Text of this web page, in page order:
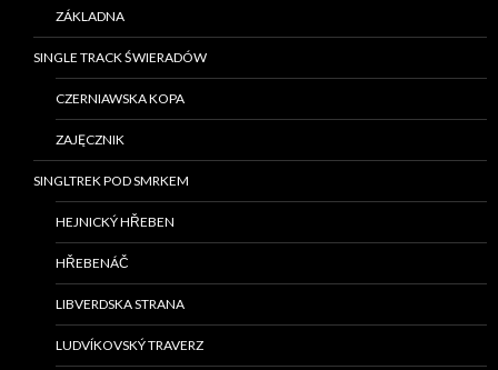
ZÁKLADNA
SINGLE TRACK ŚWIERADÓW
CZERNIAWSKA KOPA
ZAJĘCZNIK
SINGLTREK POD SMRKEM
HEJNICKÝ HŘEBEN
HŘEBENÁČ
LIBVERDSKA STRANA
LUDVÍKOVSKÝ TRAVERZ